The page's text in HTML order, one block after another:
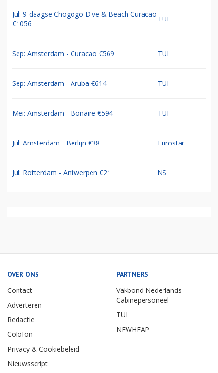
Jul: 9-daagse Chogogo Dive & Beach Curacao
€1056
TUI
Sep: Amsterdam - Curacao €569 TUI
Sep: Amsterdam - Aruba €614 TUI
Mei: Amsterdam - Bonaire €594 TUI
Jul: Amsterdam - Berlijn €38 Eurostar
Jul: Rotterdam - Antwerpen €21 NS
OVER ONS
Contact
Adverteren
Redactie
Colofon
Privacy & Cookiebeleid
Nieuwsscript
PARTNERS
Vakbond Nederlands
Cabinepersoneel
TUI
NEWHEAP